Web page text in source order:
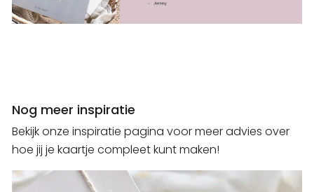
Nog meer inspiratie
Bekijk onze inspiratie pagina voor meer advies over
hoe jij je kaartje compleet kunt maken!